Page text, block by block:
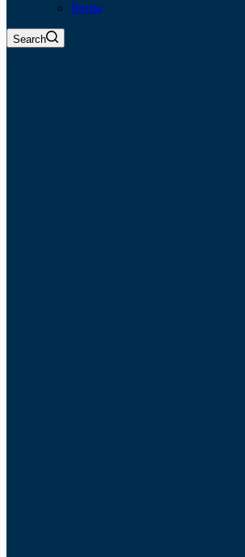
Berita
Search